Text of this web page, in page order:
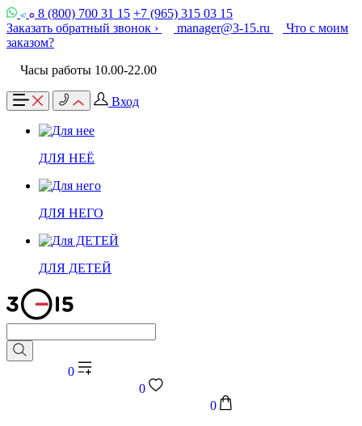
8 (800) 700 31 15 +7 (965) 315 03 15
Заказать обратный звонок ›
manager@3-15.ru
Что с моим
заказом?
Часы работы 10.00-22.00
Вход
ДЛЯ НЕЁ
ДЛЯ НЕГО
ДЛЯ ДЕТЕЙ
0
0
0